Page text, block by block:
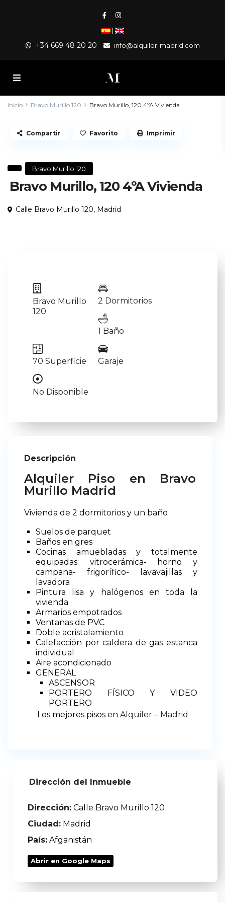
|
+34 669 48 20 20 info@alquiler-madrid.com
Inicio Bravo Murillo 120 Bravo Murillo, 120 4ºA Vivienda
Bravo Murillo 120
Bravo Murillo, 120 4ºA Vivienda
Calle Bravo Murillo 120, Madrid
Compartir Favorito Imprimir
Bravo Murillo
120
2 Dormitorios
1 Baño
70 Superficie Garaje
No Disponible
Descripción
Alquiler Piso en Bravo
Murillo Madrid
Vivienda de 2 dormitorios y un baño
Suelos de parquet
Baños en gres
Cocinas amuebladas y totalmente
equipadas: vitrocerámica- horno y
campana- frigorífico- lavavajillas y
lavadora
Pintura lisa y halógenos en toda la
vivienda
Armarios empotrados
Ventanas de PVC
Doble acristalamiento
Calefacción por caldera de gas estanca
individual
Aire acondicionado
GENERAL
ASCENSOR
PORTERO FÍSICO Y VIDEO
PORTERO
Los mejores pisos enAlquiler – Madrid
Dirección del Inmueble
Dirección: Calle Bravo Murillo 120
Ciudad: Madrid
País: Afganistán
Abrir en Google Maps